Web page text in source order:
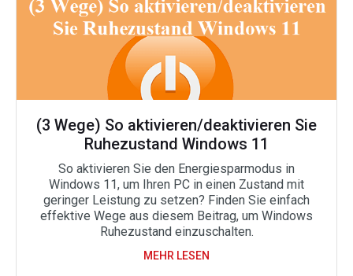
(3 Wege) So aktivieren/deaktivieren Sie
Ruhezustand Windows 11
So aktivieren Sie den Energiesparmodus in
Windows 11, um Ihren PC in einen Zustand mit
geringer Leistung zu setzen? Finden Sie einfach
effektive Wege aus diesem Beitrag, um Windows
Ruhezustand einzuschalten.
MEHR LESEN